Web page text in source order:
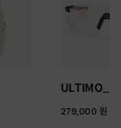
279,000 원